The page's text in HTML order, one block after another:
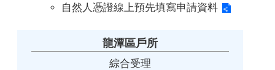
自然人憑證線上預先填寫申請資料
龍潭區戶所
綜合受理